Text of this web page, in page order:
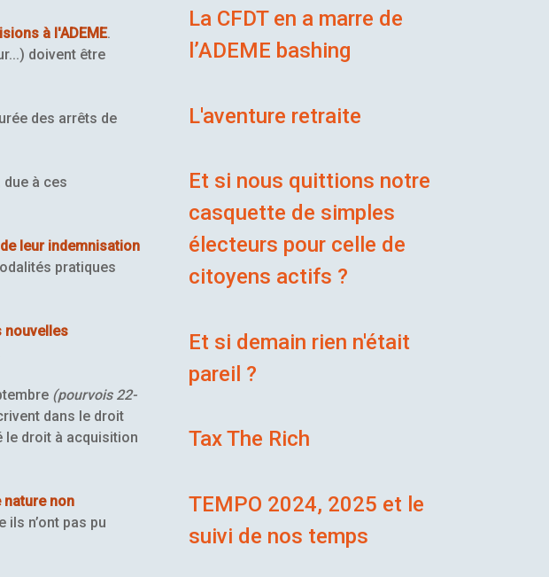
à l'ADEME.
doivent être
des arrêts de
à ces
leur indemnisation
pratiques
nouvelles
(pourvois 22-
dans le droit
le droit à acquisition
non
n’ont pas pu
La CFDT en a marre de
l’ADEME bashing
L'aventure retraite
Et si nous quittions notre
casquette de simples
électeurs pour celle de
citoyens actifs ?
Et si demain rien n'était
pareil ?
Tax The Rich
TEMPO 2024, 2025 et le
suivi de nos temps